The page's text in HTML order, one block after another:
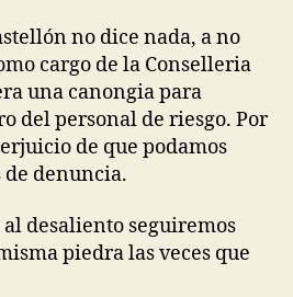
no dice nada, a no
cargo de la Conselleria
una canongia para
del personal de riesgo. Por
de que podamos
de denuncia.
desaliento seguiremos
piedra las veces que